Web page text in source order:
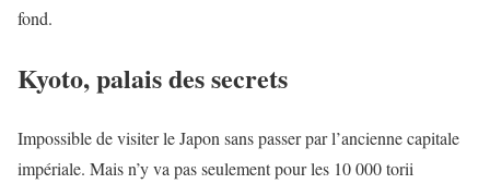
fond.
Kyoto, palais des secrets
Impossible de visiter le Japon sans passer par l’ancienne capitale
impériale. Mais n’y va pas seulement pour les 10 000 torii